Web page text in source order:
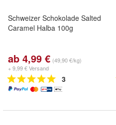
Schweizer Schokolade Salted
Caramel Halba 100g
ab 4,99 € (49,90 €/kg)
+ 9,99 € Versand
3